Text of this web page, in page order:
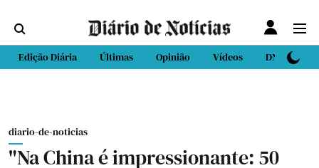
Edição Diária Últimas Opinião Vídeos DN Sport
diario-de-noticias
"Na China é impressionante: 50